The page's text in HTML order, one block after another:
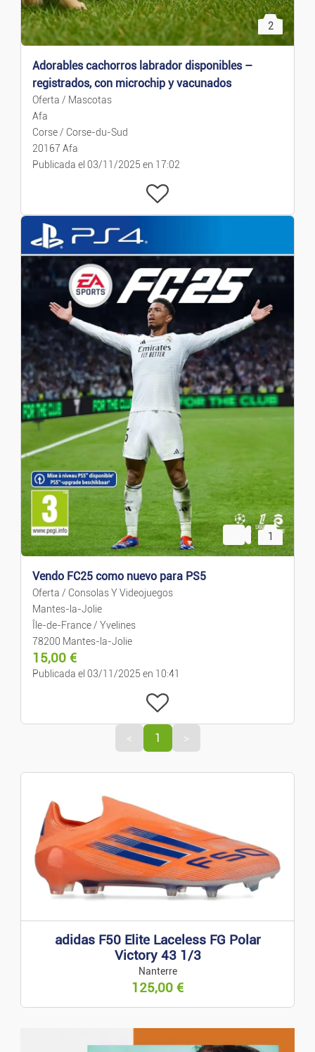
2
Adorables cachorros labrador disponibles –
registrados, con microchip y vacunados
Oferta / Mascotas
Afa
Corse / Corse-du-Sud
20167 Afa
Publicada el 03/11/2025 en 17:02
1
Vendo FC25 como nuevo para PS5
Oferta / Consolas Y Videojuegos
Mantes-la-Jolie
Île-de-France / Yvelines
78200 Mantes-la-Jolie
15,00 €
Publicada el 03/11/2025 en 10:41
< 1 >
adidas F50 Elite Laceless FG Polar
Victory 43 1/3
Nanterre
125,00 €